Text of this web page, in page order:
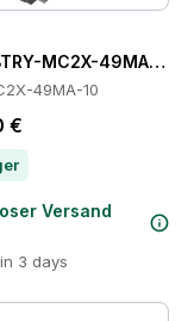
MC2X-49MA-10
49MA-10
€
Versand
3 days